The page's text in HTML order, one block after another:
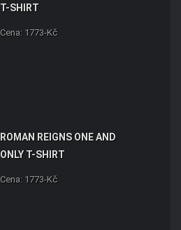
T-SHIRT
Cena: 1773-Kč
ROMAN REIGNS ONE AND
ONLY T-SHIRT
Cena: 1773-Kč